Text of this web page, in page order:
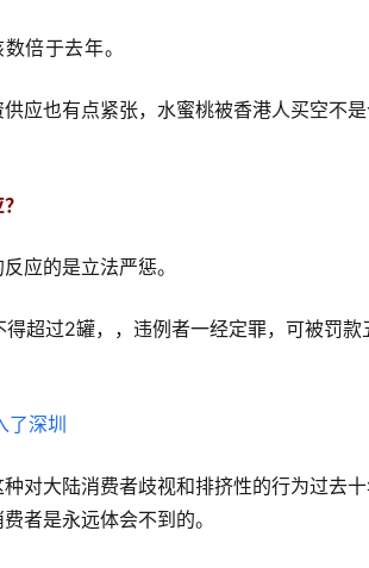
倍于去年。
应也有点紧张，水蜜桃被香港人买空不
应的是立法严惩。
超过2罐，，违例者一经定罪，可被罚款
对大陆消费者歧视和排挤性的行为过去
者是永远体会不到的。